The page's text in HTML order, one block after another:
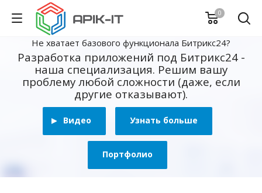
0
Не хватает базового функционала Битрикс24?
Разработка приложений под Битрикс24 -
наша специализация. Решим вашу
проблему любой сложности (даже, если
другие отказывают).
Видео Узнать больше
Портфолио